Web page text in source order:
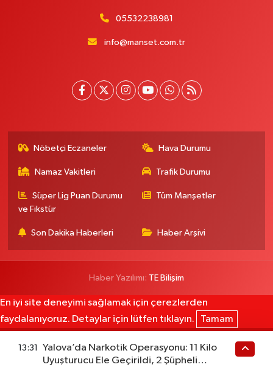
05532238981
info@manset.com.tr
Nöbetçi Eczaneler Hava Durumu
Namaz Vakitleri Trafik Durumu
Süper Lig Puan Durumu
ve Fikstür
Tüm Manşetler
Son Dakika Haberleri Haber Arşivi
Haber Yazılımı: TE Bilişim
En iyi site deneyimi sağlamak için çerezlerden
faydalanıyoruz. Detaylar için lütfen tıklayın.
Tamam
13:31
Yalova’da Narkotik Operasyonu: 11 Kilo
Uyuşturucu Ele Geçirildi, 2 Şüpheli